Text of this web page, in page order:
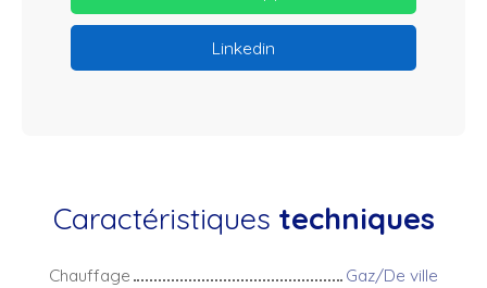
Linkedin
Caractéristiques techniques
Chauffage
Gaz/De ville